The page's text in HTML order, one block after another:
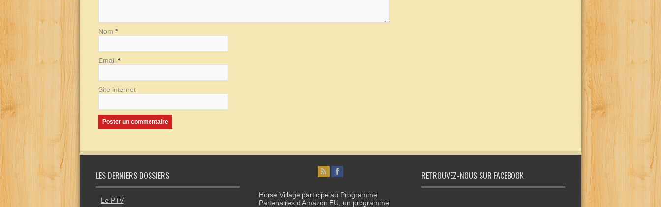
Nom *
Email *
Site internet
LES DERNIERS DOSSIERS
Le PTV
Horse Village participe au Programme
Partenaires d'Amazon EU, un programme
RETROUVEZ-NOUS SUR FACEBOOK